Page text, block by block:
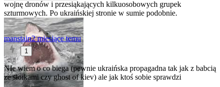
wojnę dronów i przesiąkających kilkuosobowych grupek
szturmowych. Po ukraińskiej stronie w sumie podobnie.
manstain2 miesiące temu
1
NIe wiem o co biega (pewnie ukraińska propagadna tak jak z babcią
ze słoikami czy ghost of kiev) ale jak ktoś sobie sprawdzi